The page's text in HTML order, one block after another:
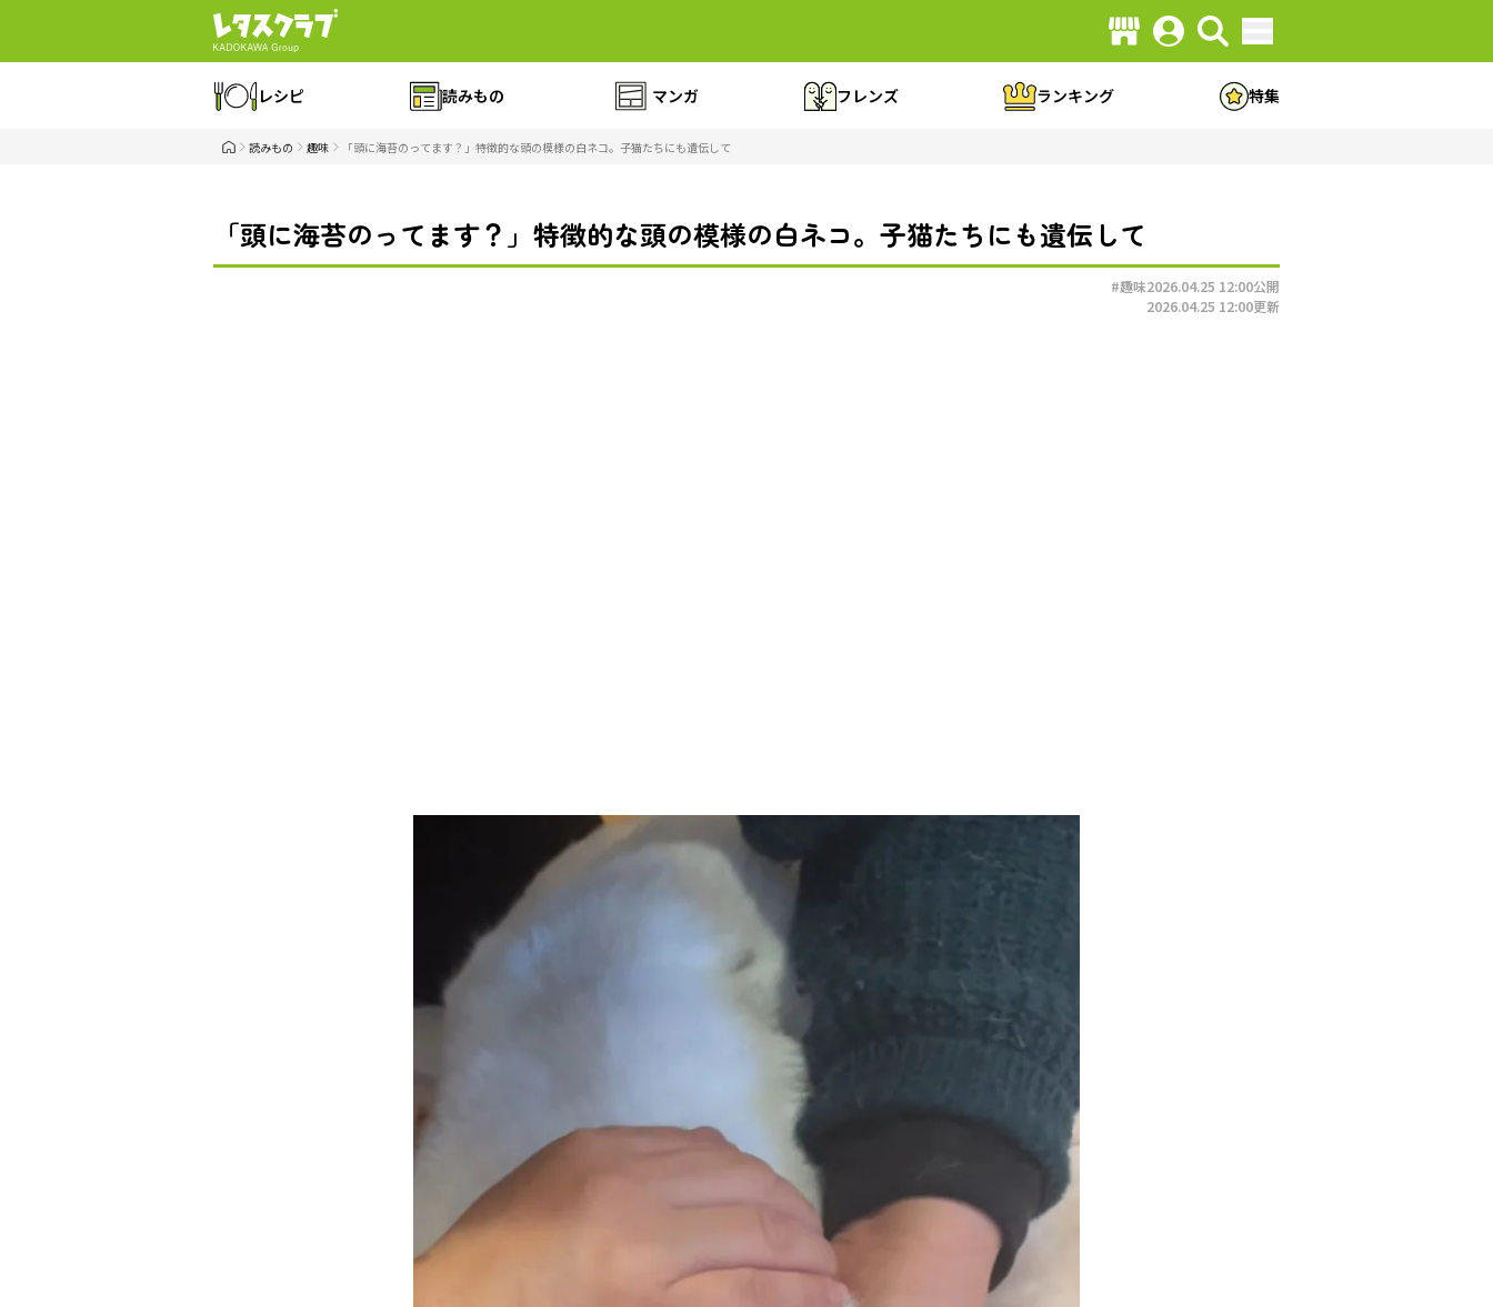
レシピ 読みもの マンガ フレンズ ランキング 特集
読みもの 趣味 「頭に海苔のってます？」特徴的な頭の模様の白ネコ。子猫たちにも遺伝して
「頭に海苔のってます？」特徴的な頭の模様の白ネコ。子猫たちにも遺伝して
#趣味2026.04.25 12:00公開
2026.04.25 12:00更新